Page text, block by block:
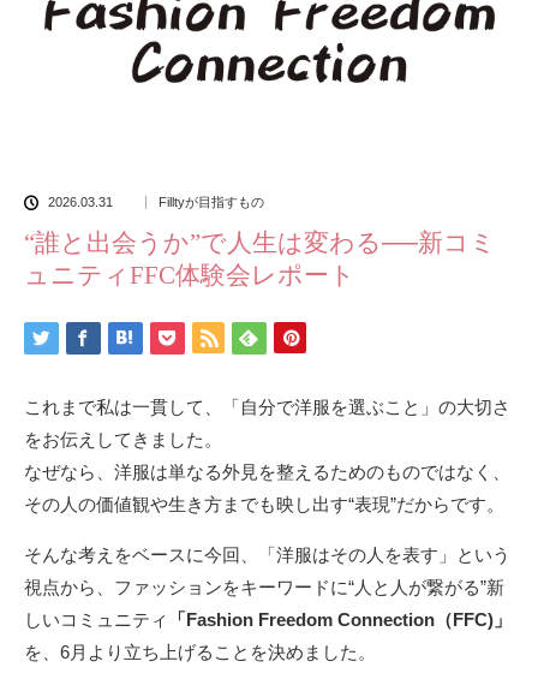
2026.03.31 Filltyが目指すもの
“誰と出会うか”で人生は変わる──新コミ
ュニティFFC体験会レポート
これまで私は一貫して、「自分で洋服を選ぶこと」の大切さ
をお伝えしてきました。
なぜなら、洋服は単なる外見を整えるためのものではなく、
その人の価値観や生き方までも映し出す“表現”だからです。
そんな考えをベースに今回、「洋服はその人を表す」という
視点から、ファッションをキーワードに“人と人が繋がる”新
しいコミュニティ
「Fashion Freedom Connection（FFC)」
を、6月より立ち上げることを決めました。